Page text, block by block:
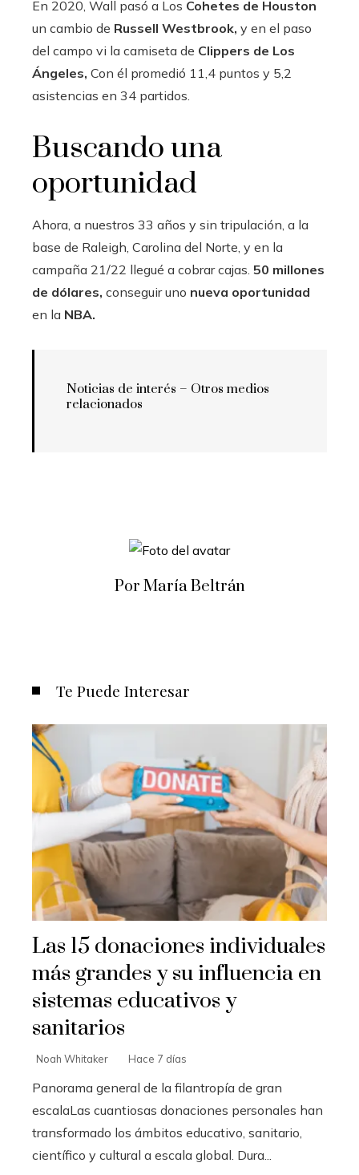
En 2020, Wall pasó a Los Cohetes de Houston
un cambio de Russell Westbrook, y en el paso
del campo vi la camiseta de Clippers de Los
Ángeles, Con él promedió 11,4 puntos y 5,2
asistencias en 34 partidos.
Buscando una
oportunidad
Ahora, a nuestros 33 años y sin tripulación, a la
base de Raleigh, Carolina del Norte, y en la
campaña 21/22 llegué a cobrar cajas. 50 millones
de dólares, conseguir uno nueva oportunidad
en la NBA.
Noticias de interés – Otros medios
relacionados
Por María Beltrán
Te Puede Interesar
Las 15 donaciones individuales
más grandes y su influencia en
sistemas educativos y
sanitarios
Noah Whitaker Hace 7 días
Panorama general de la filantropía de gran
escalaLas cuantiosas donaciones personales han
transformado los ámbitos educativo, sanitario,
científico y cultural a escala global. Dura...